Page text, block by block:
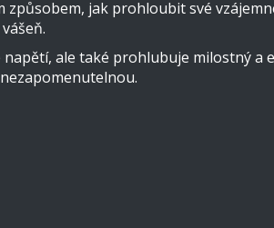
způsobem, jak prohloubit své
ale také prohlubuje milostný